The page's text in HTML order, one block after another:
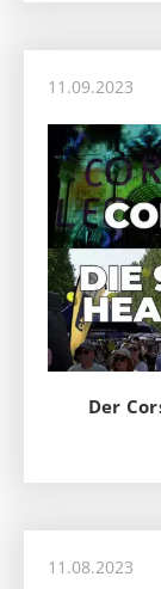
11.09.2023
Der
11.08.2023